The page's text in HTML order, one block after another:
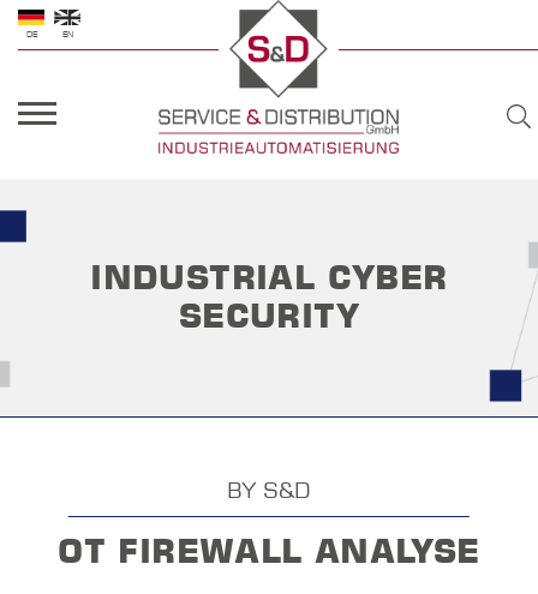
DE EN
INDUSTRIAL CYBER
SECURITY
BY S&D
OT FIREWALL ANALYSE